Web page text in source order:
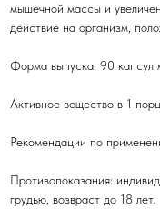
мышечной массы и
действие на организм,
Форма выпуска: 90 капсул
Активное вещество в 1
Рекомендации по
Противопоказания:
грудью, возвраст до 18 лет.